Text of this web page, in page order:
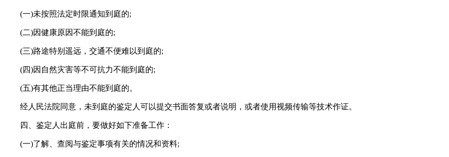
(一)未按照法定时限通知到庭的;
(二)因健康原因不能到庭的;
(三)路途特别遥远，交通不便难以到庭的;
(四)因自然灾害等不可抗力不能到庭的;
(五)有其他正当理由不能到庭的。
经人民法院同意，未到庭的鉴定人可以提交书面答复或者说明，或者使用视频传输等技术作证。
四、鉴定人出庭前，要做好如下准备工作：
(一)了解、查阅与鉴定事项有关的情况和资料;